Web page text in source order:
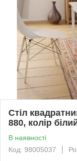
Стіл
880, колір
В наявності
Код: 98005037